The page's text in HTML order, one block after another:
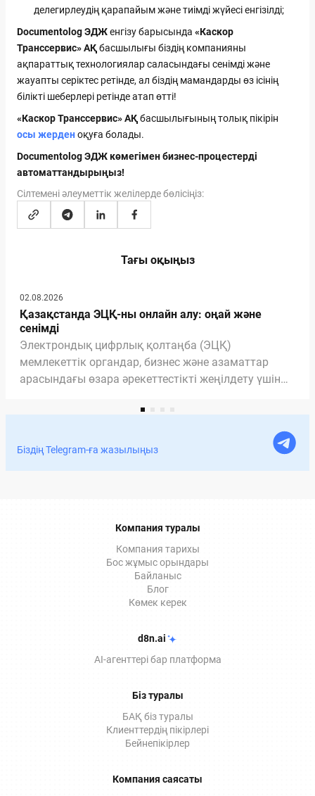
делегирлеудің қарапайым және тиімді жүйесі енгізілді;
Documentolog ЭДЖенгізу барысында «Каскор
Транссервис» АҚ басшылығы біздің компанияны
ақпараттық технологиялар саласындағы сенімді және
жауапты серіктес ретінде, ал біздің мамандарды өз ісінің
білікті шеберлері ретінде атап өтті!
«Каскор Транссервис» АҚ басшылығының толық пікірін
осы жерденоқуға болады.
Documentolog ЭДЖ көмегімен бизнес-процестерді
автоматтандырыңыз!
Сілтемені әлеуметтік желілерде бөлісіңіз:
Тағы оқыңыз
02.08.2026
Қазақстанда ЭЦҚ-ны онлайн алу: оңай және
сенімді
Электрондық цифрлық қолтаңба (ЭЦҚ)
мемлекеттік органдар, бизнес және азаматтар
арасындағы өзара әрекеттестікті жеңілдету үшін
арқасында біз мемлекеттік қызметтерді ала
рәсімдей аламыз. Мақалада ЭЦҚ-ның құжаттарға
Біздің Telegram-ға жазылыңыз
Компания туралы
Компания тарихы
Бос жұмыс орындары
Байланыс
Блог
Көмек керек
d8n.ai
AI-агенттері бар платформа
Біз туралы
БАҚ біз туралы
Клиенттердің пікірлері
Бейнепікірлер
Компания саясаты